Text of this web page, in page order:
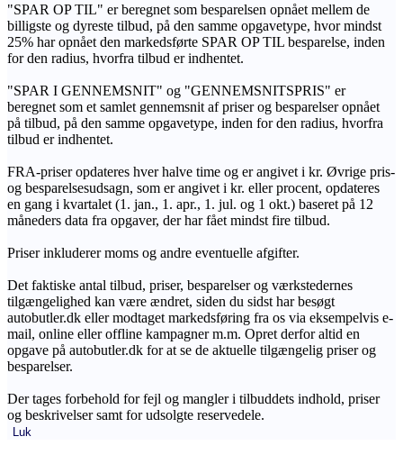
"SPAR OP TIL" er beregnet som besparelsen opnået mellem de
billigste og dyreste tilbud, på den samme opgavetype, hvor mindst
25% har opnået den markedsførte SPAR OP TIL besparelse, inden
for den radius, hvorfra tilbud er indhentet.
"SPAR I GENNEMSNIT" og "GENNEMSNITSPRIS" er
beregnet som et samlet gennemsnit af priser og besparelser opnået
på tilbud, på den samme opgavetype, inden for den radius, hvorfra
tilbud er indhentet.
FRA-priser opdateres hver halve time og er angivet i kr. Øvrige pris-
og besparelsesudsagn, som er angivet i kr. eller procent, opdateres
en gang i kvartalet (1. jan., 1. apr., 1. jul. og 1 okt.) baseret på 12
måneders data fra opgaver, der har fået mindst fire tilbud.
Priser inkluderer moms og andre eventuelle afgifter.
Det faktiske antal tilbud, priser, besparelser og værkstedernes
tilgængelighed kan være ændret, siden du sidst har besøgt
autobutler.dk eller modtaget markedsføring fra os via eksempelvis e-
mail, online eller offline kampagner m.m. Opret derfor altid en
opgave på autobutler.dk for at se de aktuelle tilgængelig priser og
besparelser.
Der tages forbehold for fejl og mangler i tilbuddets indhold, priser
og beskrivelser samt for udsolgte reservedele.
Luk